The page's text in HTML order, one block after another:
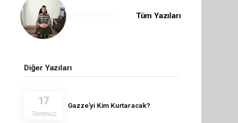
Tüm Yazıları
Diğer Yazıları
17
Temmuz
Gazze'yi Kim Kurtaracak?